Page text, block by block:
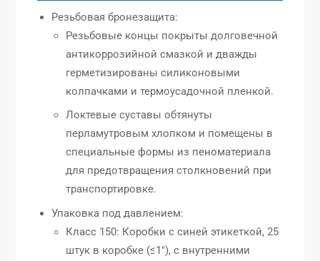
Резьбовая бронезащита:
Резьбовые концы покрыты долговечной
антикоррозийной смазкой и дважды
герметизированы силиконовыми
колпачками и термоусадочной пленкой.
Локтевые суставы обтянуты
перламутровым хлопком и помещены в
специальные формы из пеноматериала
для предотвращения столкновений при
транспортировке.
Упаковка под давлением:
Класс 150: Коробки с синей этикеткой, 25
штук в коробке (≤1″), с внутренними